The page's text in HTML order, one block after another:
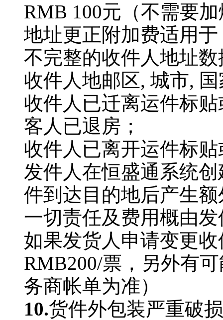
RMB 100元（不需要
地址更正附加费适用
不完整的收件人地址
收件人地邮区, 城市,
收件人已迁离运件标
客人已退房；
收件人已离开运件标
发件人在恒盛通系统
件到达目的地后产生
一切责任及费用概由
如果发货人申请变更
RMB200/票，另外有
务商帐单为准）
10.货件外包装严重破